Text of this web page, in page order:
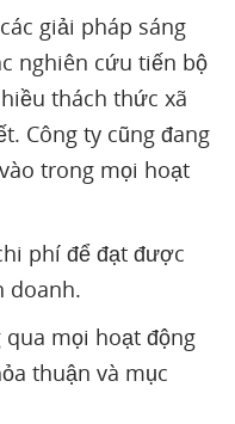
giải pháp sáng
nghiên cứu tiến bộ
thách thức xã
Công ty cũng đang
trong mọi hoạt
phí để đạt được
doanh.
mọi hoạt động
thuận và mục